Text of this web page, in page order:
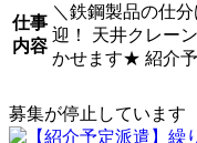
仕事
内容
＼鉄鋼製品の仕
迎！ 天井クレー
かせます★ 紹介
募集が停止しています